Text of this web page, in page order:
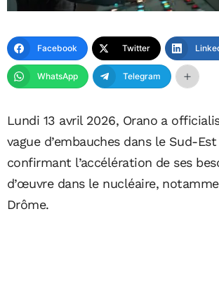
Facebook Twitter
WhatsApp Telegram
Lundi 13 avril 2026, Orano a
vague d’embauches dans le Sud-
confirmant l’accélération de ses
d’œuvre dans le nucléaire,
Drôme.